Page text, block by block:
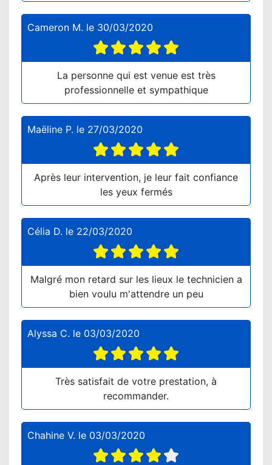
Cameron M. le 30/03/2020
La personne qui est venue est très
professionnelle et sympathique
Maëline P. le 27/03/2020
Après leur intervention, je leur fait confiance
les yeux fermés
Célia D. le 22/03/2020
Malgré mon retard sur les lieux le technicien a
bien voulu m'attendre un peu
Alyssa C. le 03/03/2020
Très satisfait de votre prestation, à
recommander.
Chahine V. le 03/03/2020